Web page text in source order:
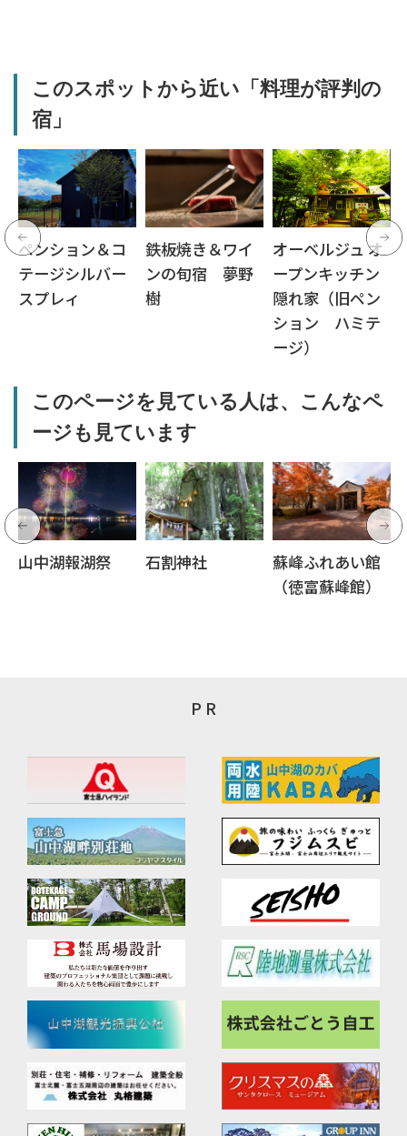
このスポットから近い「料理が評判の
宿」
ペンション＆コ
テージシルバー
スプレィ
鉄板焼き＆ワイ
ンの旬宿 夢野
樹
オーベルジュ オ
ープンキッチン
隠れ家（旧ペン
ション ハミテ
ージ）
このページを見ている人は、こんなペ
ージも見ています
山中湖報湖祭 石割神社
蘇峰ふれあい館
（徳富蘇峰館）
P R